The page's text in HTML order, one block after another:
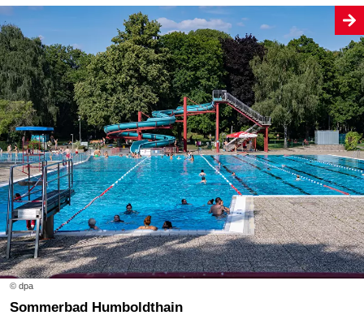
© dpa
Sommerbad Humboldthain